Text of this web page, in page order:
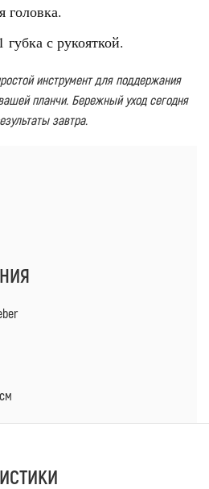
головка.
1 губка с рукояткой.
инструмент для поддержания
планчи. Бережный уход сегодня
завтра.